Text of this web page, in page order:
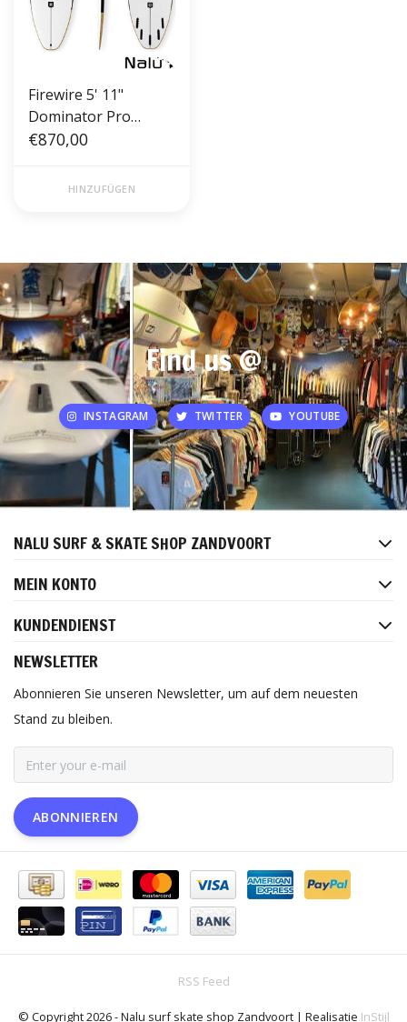
Firewire 5' 11"
Dominator Pro
Squash
€870,00
HINZUFÜGEN
Find us @
INSTAGRAM TWITTER YOUTUBE
NALU SURF & SKATE SHOP ZANDVOORT
MEIN KONTO
KUNDENDIENST
NEWSLETTER
Abonnieren Sie unseren Newsletter, um auf dem neuesten
Stand zu bleiben.
ABONNIEREN
RSS Feed
© Copyright 2026 - Nalu surf skate shop Zandvoort | Realisatie InStijl